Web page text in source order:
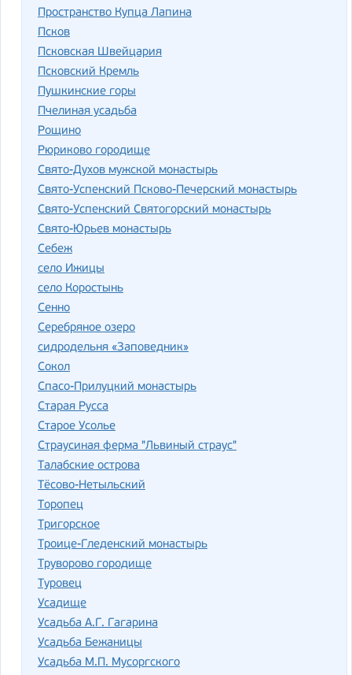
Пространство Купца Лапина
Псков
Псковская Швейцария
Псковский Кремль
Пушкинские горы
Пчелиная усадьба
Рощино
Рюриково городище
Свято-Духов мужской монастырь
Свято-Успенский Псково-Печерский монастырь
Свято-Успенский Святогорский монастырь
Свято-Юрьев монастырь
Себеж
село Ижицы
село Коростынь
Сенно
Серебряное озеро
сидродельня «Заповедник»
Сокол
Спасо-Прилуцкий монастырь
Старая Русса
Старое Усолье
Страусиная ферма "Львиный страус"
Талабские острова
Тёсово-Нетыльский
Торопец
Тригорское
Троице-Гледенский монастырь
Труворово городище
Туровец
Усадище
Усадьба А.Г. Гагарина
Усадьба Бежаницы
Усадьба М.П. Мусоргского